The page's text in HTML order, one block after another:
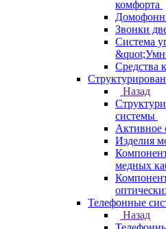
комфорта
Звонки
Система
Средства
Назад
системы
Активное
Изделия
медных
Телефонные
Назад